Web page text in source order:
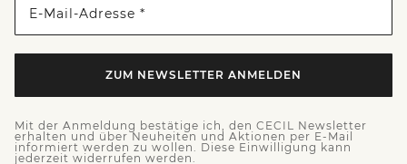
E-Mail-Adresse *
ZUM NEWSLETTER ANMELDEN
Mit der Anmeldung bestätige ich, den CECIL Newsletter
erhalten und über Neuheiten und Aktionen per E-Mail
informiert werden zu wollen. Diese Einwilligung kann
jederzeit widerrufen werden.